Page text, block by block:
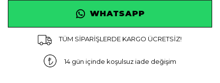
WHATSAPP
TÜM SİPARİŞLERDE KARGO ÜCRETSİZ!
14 gün içinde koşulsuz iade değişim